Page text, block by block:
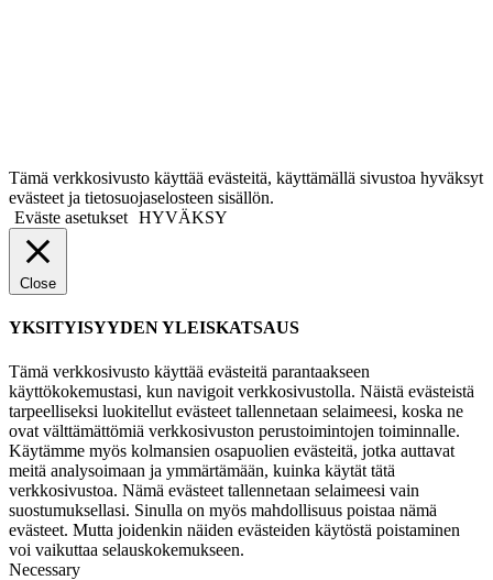
Tämä verkkosivusto käyttää evästeitä, käyttämällä sivustoa hyväksyt
evästeet ja tietosuojaselosteen sisällön.
Eväste asetukset HYVÄKSY
Close
YKSITYISYYDEN YLEISKATSAUS
Tämä verkkosivusto käyttää evästeitä parantaakseen
käyttökokemustasi, kun navigoit verkkosivustolla. Näistä evästeistä
tarpeelliseksi luokitellut evästeet tallennetaan selaimeesi, koska ne
ovat välttämättömiä verkkosivuston perustoimintojen toiminnalle.
Käytämme myös kolmansien osapuolien evästeitä, jotka auttavat
meitä analysoimaan ja ymmärtämään, kuinka käytät tätä
verkkosivustoa. Nämä evästeet tallennetaan selaimeesi vain
suostumuksellasi. Sinulla on myös mahdollisuus poistaa nämä
evästeet. Mutta joidenkin näiden evästeiden käytöstä poistaminen
voi vaikuttaa selauskokemukseen.
Necessary